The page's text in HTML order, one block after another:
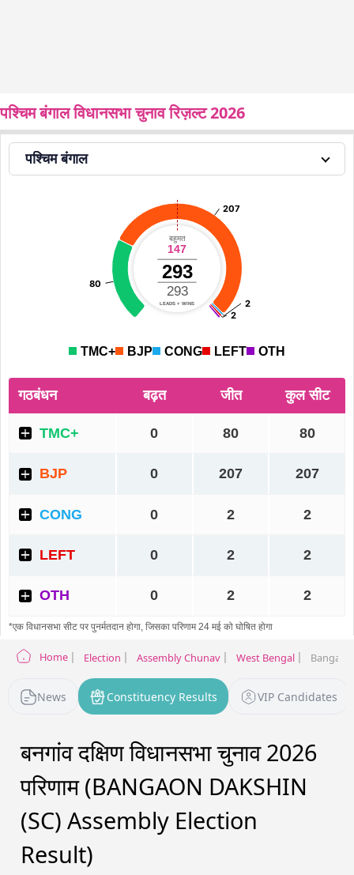
पश्चिम बंगाल विधानसभा चुनाव रिज़ल्ट 2026
Home Election Assembly Chunav West Bengal
News Constituency Results VIP Candidates
बनगांव दक्षिण विधानसभा चुनाव 2026
परिणाम (BANGAON DAKSHIN
(SC) Assembly Election
Result)